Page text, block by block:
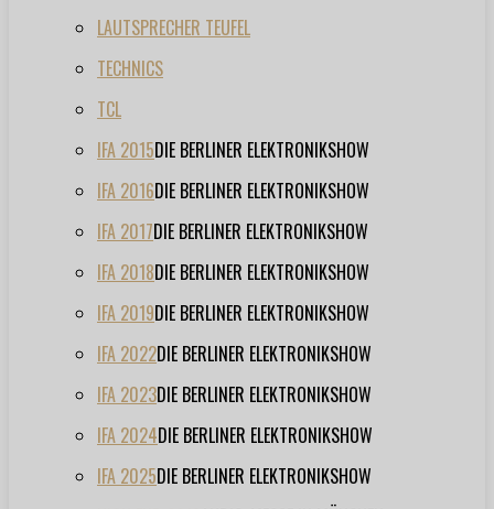
LAUTSPRECHER TEUFEL
TECHNICS
TCL
IFA 2015DIE BERLINER ELEKTRONIKSHOW
IFA 2016DIE BERLINER ELEKTRONIKSHOW
IFA 2017DIE BERLINER ELEKTRONIKSHOW
IFA 2018DIE BERLINER ELEKTRONIKSHOW
IFA 2019DIE BERLINER ELEKTRONIKSHOW
IFA 2022DIE BERLINER ELEKTRONIKSHOW
IFA 2023DIE BERLINER ELEKTRONIKSHOW
IFA 2024DIE BERLINER ELEKTRONIKSHOW
IFA 2025DIE BERLINER ELEKTRONIKSHOW